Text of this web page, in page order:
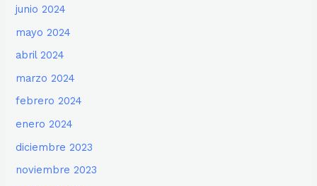
junio 2024
mayo 2024
abril 2024
marzo 2024
febrero 2024
enero 2024
diciembre 2023
noviembre 2023